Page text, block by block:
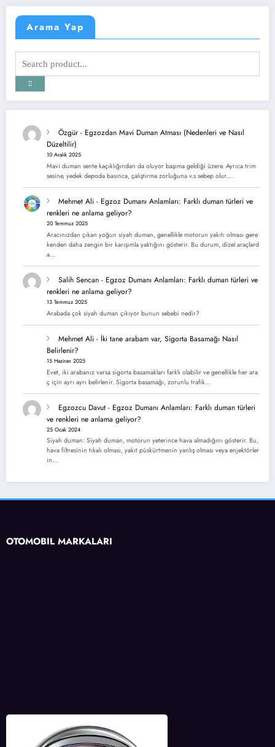
Arama Yap
Özgür - Egzozdan Mavi Duman Atması (Nedenleri ve Nasıl
Düzeltilir)
10 Aralık 2025
Mavi duman sente kaçıklığından da oluyor başıma geldiği üzere. Ayrıca trim
sesine, yedek depoda basınca, çalıştırma zorluğuna v.s sebep olur.…
Mehmet Ali - Egzoz Dumanı Anlamları: Farklı duman türleri ve
renkleri ne anlama geliyor?
20 Temmuz 2025
Aracınızdan çıkan yoğun siyah duman, genellikle motorun yakıtı olması gere
kenden daha zengin bir karışımla yaktığını gösterir. Bu durum, dizel araçlard
a…
Salih Sencan - Egzoz Dumanı Anlamları: Farklı duman türleri ve
renkleri ne anlama geliyor?
13 Temmuz 2025
Arabada çok siyah duman çıkıyor bunun sebebi nedir?
Mehmet Ali - İki tane arabam var, Sigorta Basamağı Nasıl
Belirlenir?
15 Haziran 2025
Evet, iki arabanız varsa sigorta basamakları farklı olabilir ve genellikle her ara
ç için ayrı ayrı belirlenir. Sigorta basamağı, zorunlu trafik…
Egzozcu Davut - Egzoz Dumanı Anlamları: Farklı duman türleri
ve renkleri ne anlama geliyor?
25 Ocak 2024
Siyah duman: Siyah duman, motorun yeterince hava almadığını gösterir. Bu,
hava filtresinin tıkalı olması, yakıt püskürtmenin yanlış olması veya enjektörler
in…
OTOMOBİL MARKALARI